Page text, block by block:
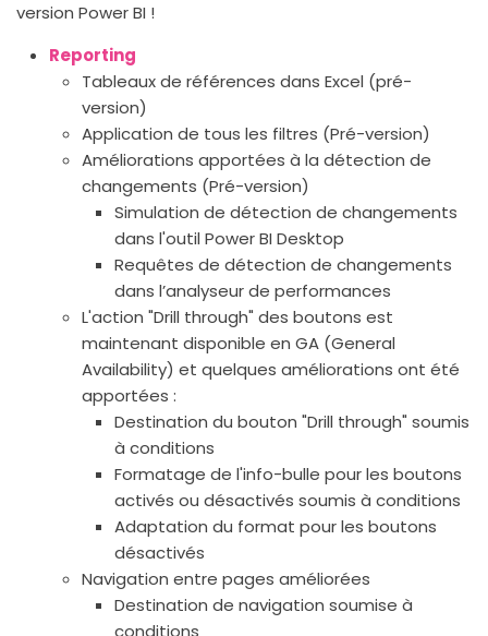
version Power BI !
Reporting
Tableaux de références dans Excel (pré-
version)
Application de tous les filtres (Pré-version)
Améliorations apportées à la détection de
changements (Pré-version)
Simulation de détection de changements
dans l'outil Power BI Desktop
Requêtes de détection de changements
dans l’analyseur de performances
L'action "Drill through" des boutons est
maintenant disponible en GA (General
Availability) et quelques améliorations ont été
apportées :
Destination du bouton "Drill through" soumis
à conditions
Formatage de l'info-bulle pour les boutons
activés ou désactivés soumis à conditions
Adaptation du format pour les boutons
désactivés
Navigation entre pages améliorées
Destination de navigation soumise à
conditions